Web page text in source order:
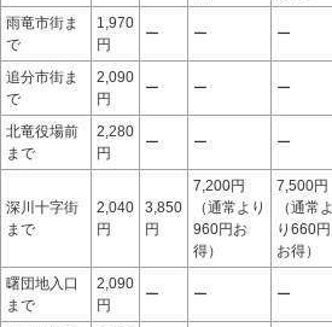
雨竜市街ま
で
1,970
円
ー ー ー
追分市街ま
で
2,090
円
ー ー ー
北竜役場前
まで
2,280
円
ー ー ー
深川十字街
まで
2,040
円
3,850
円
7,200円
（通常より
960円お
得）
7,500円
（通常よ
り660円
お得）
曙団地入口
まで
2,090
円
ー ー ー